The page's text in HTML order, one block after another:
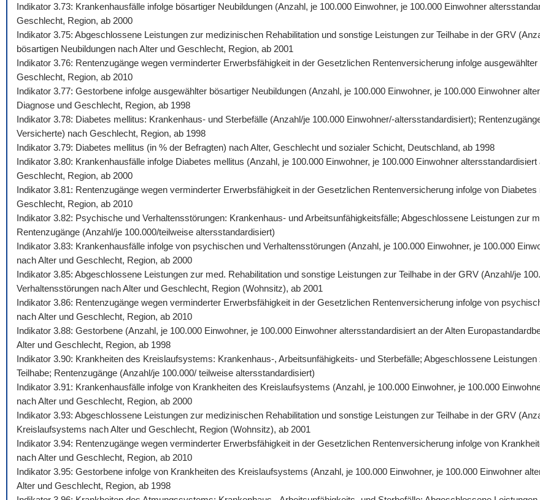
Indikator 3.73: Krankenhausfälle infolge bösartiger Neubildungen (Anzahl, je 100.000 Einwohner, je 100.000 Einwohner
Geschlecht, Region, ab 2000
Indikator 3.75: Abgeschlossene Leistungen zur medizinischen Rehabilitation und sonstige Leistungen zur Teilhabe in der GRV
bösartigen Neubildungen nach Alter und Geschlecht, Region, ab 2001
Indikator 3.76: Rentenzugänge wegen verminderter Erwerbsfähigkeit in der Gesetzlichen Rentenversicherung infolge
Geschlecht, Region, ab 2010
Indikator 3.77: Gestorbene infolge ausgewählter bösartiger Neubildungen (Anzahl, je 100.000 Einwohner, je 100.000 Einwohner
Diagnose und Geschlecht, Region, ab 1998
Indikator 3.78: Diabetes mellitus: Krankenhaus- und Sterbefälle (Anzahl/je 100.000 Einwohner/-altersstandardisiert);
Versicherte) nach Geschlecht, Region, ab 1998
Indikator 3.79: Diabetes mellitus (in % der Befragten) nach Alter, Geschlecht und sozialer Schicht, Deutschland, ab 1998
Indikator 3.80: Krankenhausfälle infolge Diabetes mellitus (Anzahl, je 100.000 Einwohner, je 100.000 Einwohner
Geschlecht, Region, ab 2000
Indikator 3.81: Rentenzugänge wegen verminderter Erwerbsfähigkeit in der Gesetzlichen Rentenversicherung infolge von
Geschlecht, Region, ab 2010
Indikator 3.82: Psychische und Verhaltensstörungen: Krankenhaus- und Arbeitsunfähigkeitsfälle; Abgeschlossene Leistungen zur
Rentenzugänge (Anzahl/je 100.000/teilweise altersstandardisiert)
Indikator 3.83: Krankenhausfälle infolge von psychischen und Verhaltensstörungen (Anzahl, je 100.000 Einwohner, je 100.000
nach Alter und Geschlecht, Region, ab 2000
Indikator 3.85: Abgeschlossene Leistungen zur med. Rehabilitation und sonstige Leistungen zur Teilhabe in der GRV (Anzahl/je
Verhaltensstörungen nach Alter und Geschlecht, Region (Wohnsitz), ab 2001
Indikator 3.86: Rentenzugänge wegen verminderter Erwerbsfähigkeit in der Gesetzlichen Rentenversicherung infolge von
nach Alter und Geschlecht, Region, ab 2010
Indikator 3.88: Gestorbene (Anzahl, je 100.000 Einwohner, je 100.000 Einwohner altersstandardisiert an der Alten
Alter und Geschlecht, Region, ab 1998
Indikator 3.90: Krankheiten des Kreislaufsystems: Krankenhaus-, Arbeitsunfähigkeits- und Sterbefälle; Abgeschlossene
Teilhabe; Rentenzugänge (Anzahl/je 100.000/ teilweise altersstandardisiert)
Indikator 3.91: Krankenhausfälle infolge von Krankheiten des Kreislaufsystems (Anzahl, je 100.000 Einwohner, je 100.000
nach Alter und Geschlecht, Region, ab 2000
Indikator 3.93: Abgeschlossene Leistungen zur medizinischen Rehabilitation und sonstige Leistungen zur Teilhabe in der GRV
Kreislaufsystems nach Alter und Geschlecht, Region (Wohnsitz), ab 2001
Indikator 3.94: Rentenzugänge wegen verminderter Erwerbsfähigkeit in der Gesetzlichen Rentenversicherung infolge von
nach Alter und Geschlecht, Region, ab 2010
Indikator 3.95: Gestorbene infolge von Krankheiten des Kreislaufsystems (Anzahl, je 100.000 Einwohner, je 100.000 Einwohner
Alter und Geschlecht, Region, ab 1998